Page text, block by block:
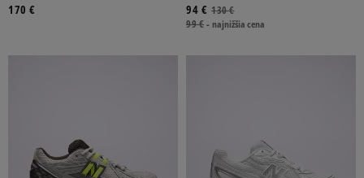
170 €
130 €
94 €
99 €-najnižšia cena